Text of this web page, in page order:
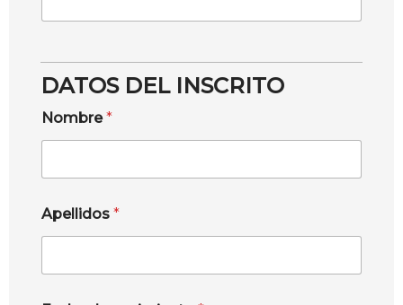
DATOS DEL INSCRITO
Nombre*
Apellidos *